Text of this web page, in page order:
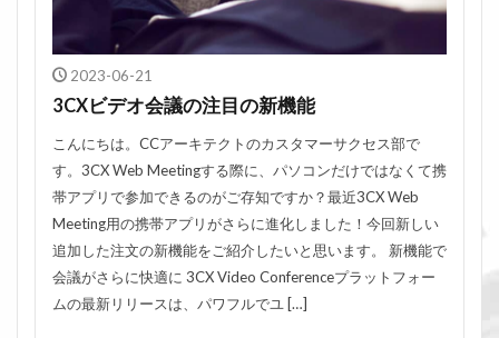
2023-06-21
3CXビデオ会議の注目の新機能
こんにちは。CCアーキテクトのカスタマーサクセス部で
す。3CX Web Meetingする際に、パソコンだけではなくて携
帯アプリで参加できるのがご存知ですか？最近3CX Web
Meeting用の携帯アプリがさらに進化しました！今回新しい
追加した注文の新機能をご紹介したいと思います。 新機能で
会議がさらに快適に 3CX Video Conferenceプラットフォー
ムの最新リリースは、パワフルでユ […]